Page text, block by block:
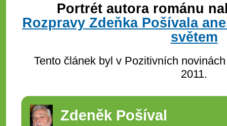
Portrét autora románu
Rozpravy Zdeňka Pošívala
světem
Tento článek byl v Pozitivních
2011.
Zdeněk Pošíval